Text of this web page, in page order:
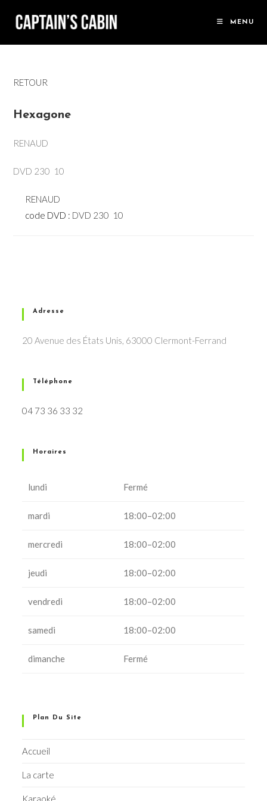
MENU
RETOUR
Hexagone
RENAUD
DVD 230  10
RENAUD
code DVD : DVD 230  10
Adresse
20 Avenue des États Unis, 63000 Clermont-Ferrand
Téléphone
04 73 36 33 32
Horaires
lundi Fermé
mardi 18:00–02:00
mercredi 18:00–02:00
jeudi 18:00–02:00
vendredi 18:00–02:00
samedi 18:00–02:00
dimanche Fermé
Plan Du Site
Accueil
La carte
Karaoké